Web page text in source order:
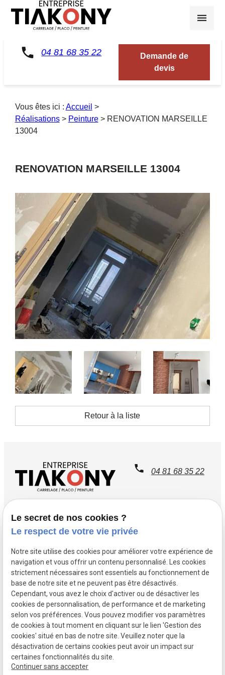
04 81 68 35 22
Demande de
devis
Vous êtes ici : Accueil >
Réalisations> Peinture> RENOVATION MARSEILLE
13004
RENOVATION MARSEILLE 13004
Retour à la liste
04 81 68 35 22
Teissere
13009 MARSEILLE
Mentions légales
Politique de
confidentialité
Gestion
des
cookies
Plan du site
Siret: :89259642000018
Panneau de gestion des cookies
Le secret de nos cookies ?
Le respect de votre vie privée
Notre site utilise des cookies pour améliorer votre expérience de
navigation et vous offrir un contenu personnalisé. Les cookies
strictement nécessaires sont essentiels au fonctionnement de
base de notre site et ne peuvent pas être désactivés.
Cependant, vous avez le choix d'activer ou de désactiver les
cookies de personnalisation, de performance et de marketing
selon vos préférences. Vous pouvez modifier vos paramètres
de cookies à tout moment en cliquant sur le lien 'Gestion des
cookies' situé en bas de notre site. Veuillez noter que la
désactivation de certains cookies peut avoir un impact sur
certaines fonctionnalités du site.
Continuer sans accepter